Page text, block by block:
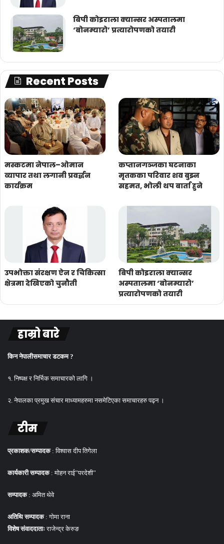
बिपी कोइराला क्यान्सर अस्पतालमा
‘बोनम्यारो’ प्रत्यारोपणको तयारी
Recent Posts
मस्कटमा नेपाल–ओमान
व्यापार तथा लगानी प्रवर्द्धन
कार्यक्रम
कप्तानगञ्जका घटनाका
मृतकका परिवार शव बुझ्न
सहमत, भोली थप बार्ता हुने
उपभोक्ता संरक्षण ऐन र चिकित्सा
क्षेत्रमा देखिएको चुनौती
बिपी कोइराला क्यान्सर
अस्पतालमा ‘बोनम्यारो’
प्रत्यारोपणको तयारी
हाम्रो बारे
किन नेपालीसमाचार डटकम ?
१. निष्पक्ष र निर्भिक समाचारको लागि ।
२. नेपालका प्रमुख संचार माध्यामहरुमा नसमेटिएका समाचारहरु पढ्न ।
टीम
प्रकाशक/सम्पादक : विश्वास दीप तिगेला
कार्यकारी सम्पादक: मोहन राई”परदेशी”
सम्पादक: अमित थेवे
अतिथि सम्पादक: गोमा राना
विशेष संवाददाताःराजेन्द्र केरुङ